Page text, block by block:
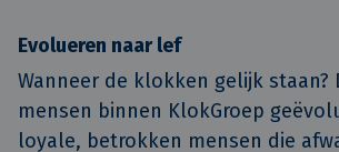
Evolueren naar lef
Wanneer de klokken gelijk staan?
mensen binnen KlokGroep
loyale, betrokken mensen die